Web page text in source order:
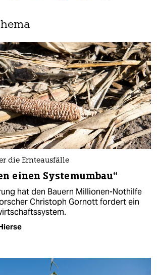
die Ernteausfälle
einen Systemumbau“
hat den Bauern Millionen-Nothilfe
Christoph Gornott fordert ein